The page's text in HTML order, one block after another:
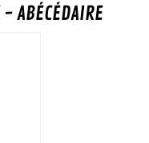
- ABÉCÉDAIRE